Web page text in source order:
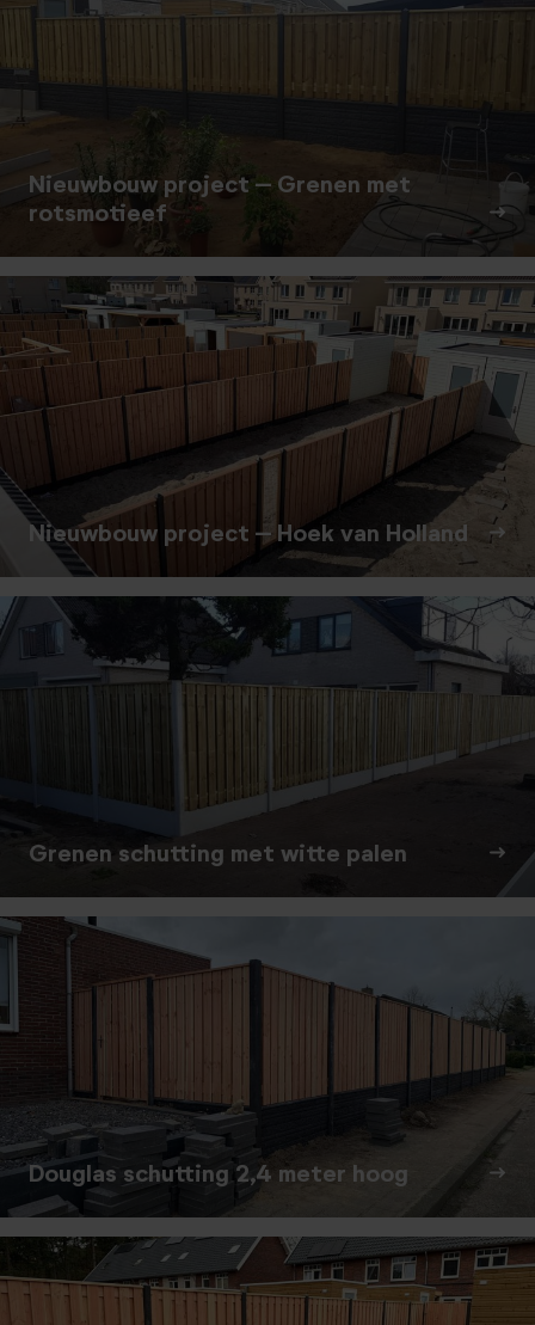
Nieuwbouw project – Grenen met
rotsmotieef
Nieuwbouw project – Hoek van Holland
Grenen schutting met witte palen
Douglas schutting 2,4 meter hoog